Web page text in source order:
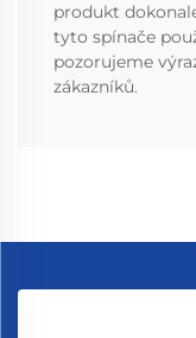
produkt
tyto spínače
pozorujeme
zákazníků.